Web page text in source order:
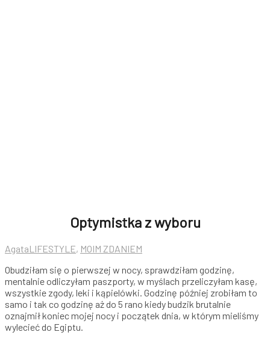
Optymistka z wyboru
AgataLIFESTYLE, MOIM ZDANIEM
Obudziłam się o pierwszej w nocy, sprawdziłam godzinę,
mentalnie odliczyłam paszporty, w myślach przeliczyłam kasę,
wszystkie zgody, leki i kąpielówki. Godzinę później zrobiłam to
samo i tak co godzinę aż do 5 rano kiedy budzik brutalnie
oznajmił koniec mojej nocy i początek dnia, w którym mieliśmy
wylecieć do Egiptu.